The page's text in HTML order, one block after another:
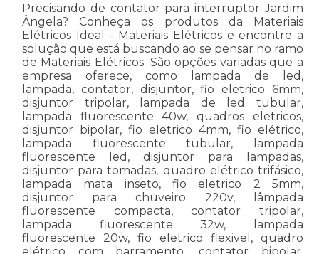
Precisando de contator para interruptor Jardim
Ângela? Conheça os produtos da Materiais
Elétricos Ideal - Materiais Elétricos e encontre a
solução que está buscando ao se pensar no ramo
de Materiais Elétricos. São opções variadas que a
empresa oferece, como lampada de led,
lampada, contator, disjuntor, fio eletrico 6mm,
disjuntor tripolar, lampada de led tubular,
lampada fluorescente 40w, quadros eletricos,
disjuntor bipolar, fio eletrico 4mm, fio elétrico,
lampada fluorescente tubular, lampada
fluorescente led, disjuntor para lampadas,
disjuntor para tomadas, quadro elétrico trifásico,
lampada mata inseto, fio eletrico 2 5mm,
disjuntor para chuveiro 220v, lâmpada
fluorescente compacta, contator tripolar,
lampada fluorescente 32w, lampada
fluorescente 20w, fio eletrico flexivel, quadro